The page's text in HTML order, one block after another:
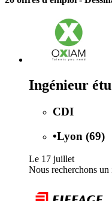
Ingénieur
CDI
•Lyon (69)
Le 17 juillet
Nous recherchons